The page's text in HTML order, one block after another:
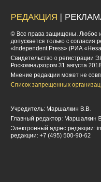
РЕДАКЦИЯ |
© Все права защищены. Любое
допускается только с согласия
«Independent Press» (РИА
Cвидетельство о
Роскомнадзором 31 августа
Мнение редакции может не
Список запрещенных
Учредитель: Маршалкин В.В.
Главный редактор: Маршалкин
Электронный адрес редакции:
редакции: +7 (495) 500-90-62